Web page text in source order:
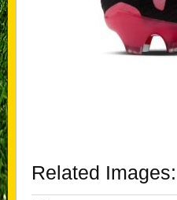
Related Images: